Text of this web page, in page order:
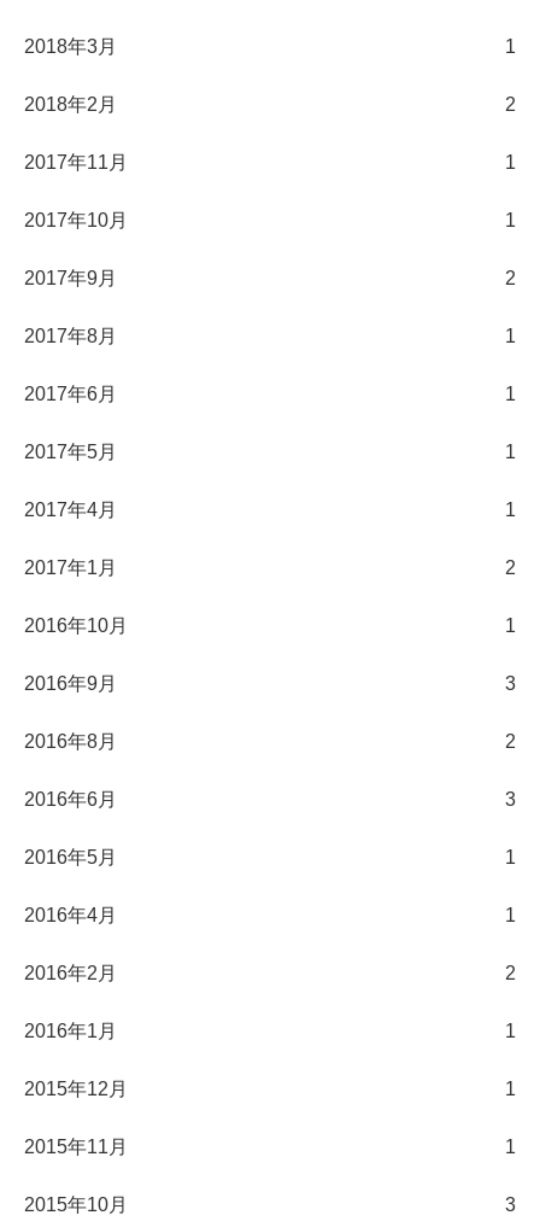
2018年3月 1
2018年2月 2
2017年11月 1
2017年10月 1
2017年9月 2
2017年8月 1
2017年6月 1
2017年5月 1
2017年4月 1
2017年1月 2
2016年10月 1
2016年9月 3
2016年8月 2
2016年6月 3
2016年5月 1
2016年4月 1
2016年2月 2
2016年1月 1
2015年12月 1
2015年11月 1
2015年10月 3